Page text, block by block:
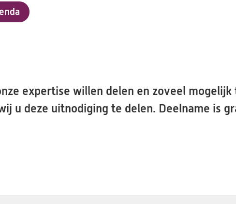
expertise willen delen en zoveel
u deze uitnodiging te delen. Deelname is